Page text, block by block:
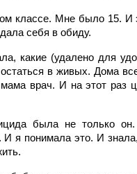
классе. Мне было 15. И
себя в обиду.
какие (удалено для
в живых. Дома
врач. И на этот раз
была не только
я понимала это. И